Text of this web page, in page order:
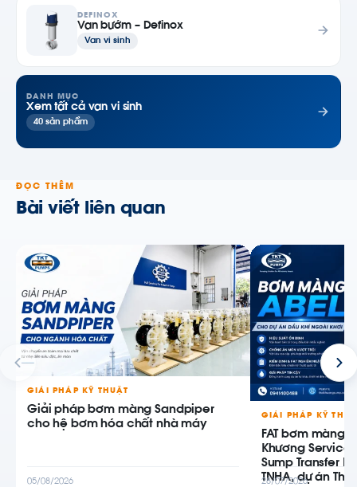
DEFINOX
Van bướm – Definox
Van vi sinh
DANH MỤC
Xem tất cả van vi sinh
40 sản phẩm
ĐỌC THÊM
Bài viết liên quan
GIẢI PHÁP KỸ THUẬT
Giải pháp bơm màng Sandpiper
cho hệ bơm hóa chất nhà máy
05/08/2026
GIẢI PHÁP KỸ
FAT bơm màng
Khương
Sump Transfer
TNHA, dự án
28/07/2026